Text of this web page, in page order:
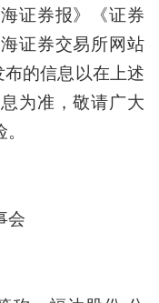
证券报》《证券
证券交易所网站
布的信息以在上述
为准，敬请广大
会